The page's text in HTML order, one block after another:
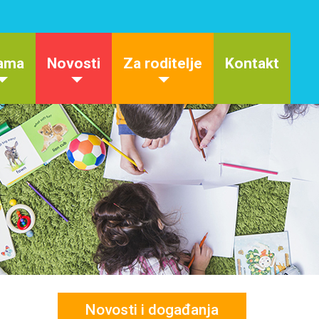
Novosti Za roditelje Kontakt
Novosti i događanja